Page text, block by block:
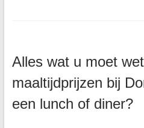
Alles wat u moet
maaltijdprijzen bij
een lunch of diner?